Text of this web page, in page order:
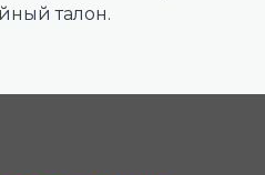
талон.